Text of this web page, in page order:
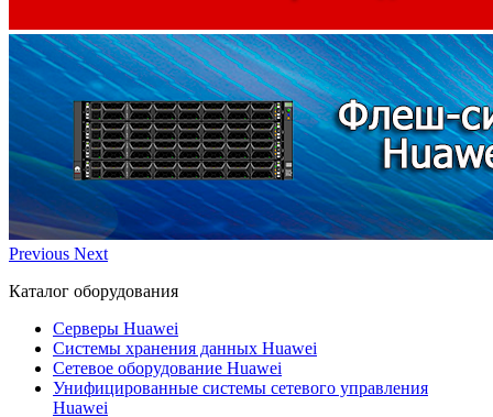
Previous Next
Каталог оборудования
Серверы Huawei
Системы хранения данных Huawei
Сетевое оборудование Huawei
Унифицированные системы сетевого управления
Huawei